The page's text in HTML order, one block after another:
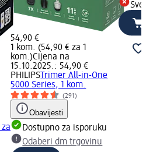
54,90 €
1 kom. (54,90 € za 1
kom.)Cijena na
15.10.2025.: 54,90 €
PHILIPSTrimer All-in-One
5000 Series, 1 kom.
(291)
Obavijesti
Dostupno za isporuku
Odaberi dm trgovinu
Sve